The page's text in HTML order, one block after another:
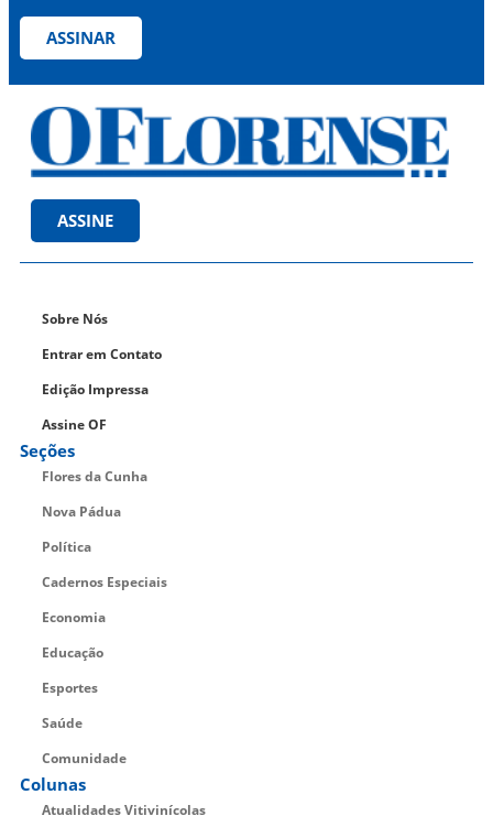
ASSINAR
ASSINE
Sobre Nós
Entrar em Contato
Edição Impressa
Assine OF
Seções
Flores da Cunha
Nova Pádua
Política
Cadernos Especiais
Economia
Educação
Esportes
Saúde
Comunidade
Colunas
Atualidades Vitivinícolas